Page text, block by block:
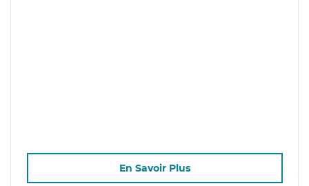
En Savoir Plus